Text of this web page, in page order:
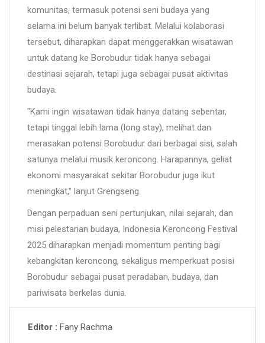
komunitas, termasuk potensi seni budaya yang
selama ini belum banyak terlibat. Melalui kolaborasi
tersebut, diharapkan dapat menggerakkan wisatawan
untuk datang ke Borobudur tidak hanya sebagai
destinasi sejarah, tetapi juga sebagai pusat aktivitas
budaya.
"Kami ingin wisatawan tidak hanya datang sebentar,
tetapi tinggal lebih lama (long stay), melihat dan
merasakan potensi Borobudur dari berbagai sisi, salah
satunya melalui musik keroncong. Harapannya, geliat
ekonomi masyarakat sekitar Borobudur juga ikut
meningkat," lanjut Grengseng.
Dengan perpaduan seni pertunjukan, nilai sejarah, dan
misi pelestarian budaya, Indonesia Keroncong Festival
2025 diharapkan menjadi momentum penting bagi
kebangkitan keroncong, sekaligus memperkuat posisi
Borobudur sebagai pusat peradaban, budaya, dan
pariwisata berkelas dunia.
Editor Fany Rachma